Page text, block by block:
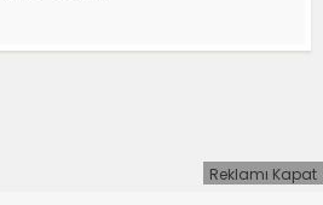
Reklamı Kapat